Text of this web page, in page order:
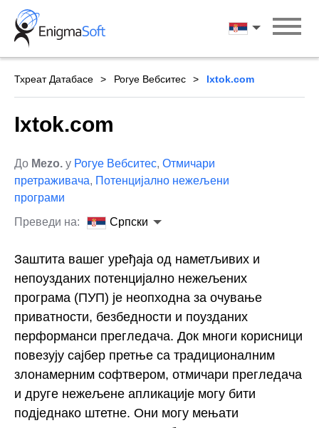
Skip
content
Српски
Тхреат Датабасе Рогуе Вебситес Ixtok.com
Ixtok.com
До Mezo. у Рогуе Вебситес, Отмичари
претраживача, Потенцијално нежељени
програми
Преведи на:
Српски
Заштита вашег уређаја од наметљивих и
непоузданих потенцијално нежељених
програма (ПУП) је неопходна за очување
приватности, безбедности и поузданих
перформанси прегледача. Док многи корисници
повезују сајбер претње са традиционалним
злонамерним софтвером, отмичари прегледача
и друге нежељене апликације могу бити
подједнако штетне. Они могу мењати